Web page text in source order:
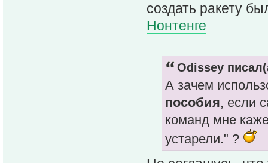
создать ракету
Нонтенге
Odissey
А зачем
пособия, если
команд мне
устарели." ?